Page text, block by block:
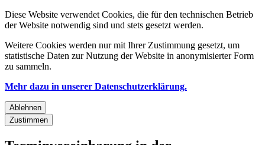
Diese Website verwendet Cookies, die für den technischen Betrieb
der Website notwendig sind und stets gesetzt werden.
Weitere Cookies werden nur mit Ihrer Zustimmung gesetzt, um
statistische Daten zur Nutzung der Website in anonymisierter Form
zu sammeln.
Mehr dazu in unserer Datenschutzerklärung.
Ablehnen
Zustimmen